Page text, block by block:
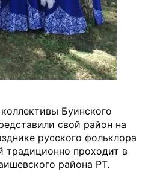
Буинского
свой район на
русского фольклора
традиционно проходит в
района РТ.